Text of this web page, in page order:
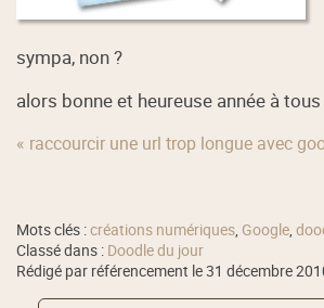
sympa, non ?
alors bonne et heureuse année à tous
« raccourcir une url trop longue avec
Mots clés :créations numériques, Google,
Classé dans : Doodle du jour
Rédigé par référencement le 31 décembre